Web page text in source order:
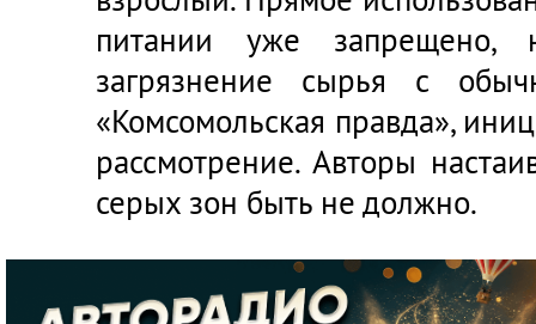
питании уже запрещено,
загрязнение сырья с
«Комсомольская правда»,
рассмотрение. Авторы
серых зон быть не должно.